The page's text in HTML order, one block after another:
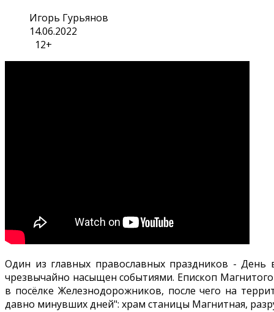
Игорь Гурьянов
14.06.2022
12+
Один из главных православных праздников -
чрезвычайно насыщен событиями. Епископ
в посёлке Железнодорожников, после чего на
давно минувших дней": храм станицы Магнитная,